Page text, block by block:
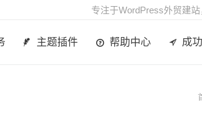
专注于WordPress外贸建
主题插件 帮助中心 成